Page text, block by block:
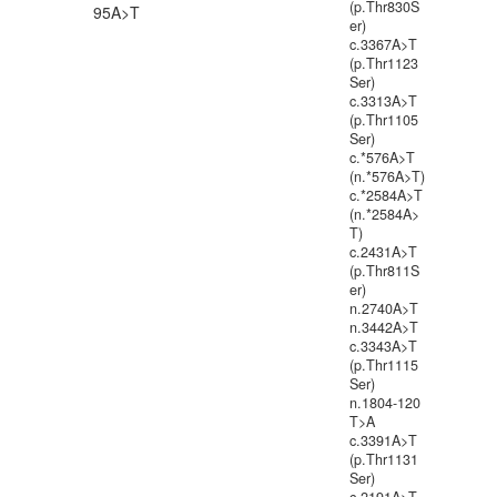
95A>T
(p.Thr830S
er)
c.3367A>T
(p.Thr1123
Ser)
c.3313A>T
(p.Thr1105
Ser)
c.*576A>T
(n.*576A>T)
c.*2584A>T
(n.*2584A>
T)
c.2431A>T
(p.Thr811S
er)
n.2740A>T
n.3442A>T
c.3343A>T
(p.Thr1115
Ser)
n.1804-120
T>A
c.3391A>T
(p.Thr1131
Ser)